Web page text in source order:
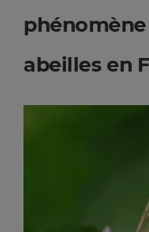
abeilles en